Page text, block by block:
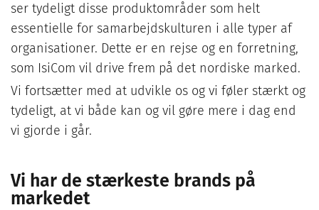
ser tydeligt disse produktområder som helt
essentielle for samarbejdskulturen i alle typer af
organisationer. Dette er en rejse og en forretning,
som IsiCom vil drive frem på det nordiske marked.
Vi fortsætter med at udvikle os og vi føler stærkt og
tydeligt, at vi både kan og vil gøre mere i dag end
vi gjorde i går.
Vi har de stærkeste brands på
markedet